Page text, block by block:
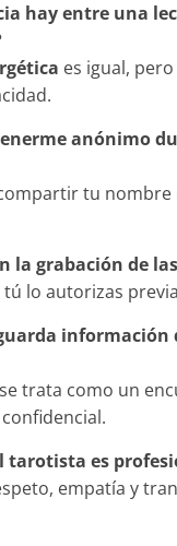
hay entre una
es igual,
anónimo
tu nombre
la grabación de
tú lo autorizas
información
trata como un
tarotista es
empatía y